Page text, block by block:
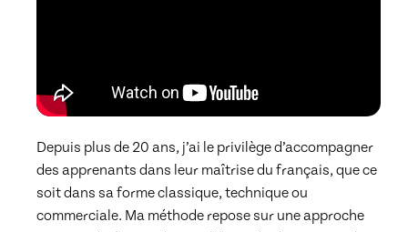
Depuis plus de 20 ans, j’ai le privilège d’accompagner
des apprenants dans leur maîtrise du français, que ce
soit dans sa forme classique, technique ou
commerciale. Ma méthode repose sur une approche